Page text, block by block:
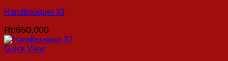
Handbouquet 33
Rp650,000
Quick View